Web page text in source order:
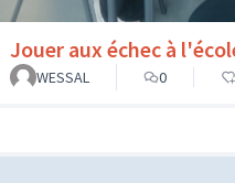
Jouer aux échec à
WESSAL
0